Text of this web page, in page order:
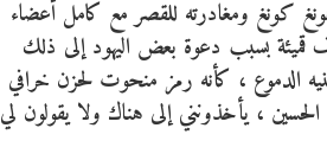
كونغ ومغادرته للقصر مع كامل أعضاء
قميئة بسبب دعوة بعض اليهود إلى ذلك
الدموع ، كأنه رمز منحوت لحزن خرافي
، يأخذونني إلى هناك ولا يقولون لي